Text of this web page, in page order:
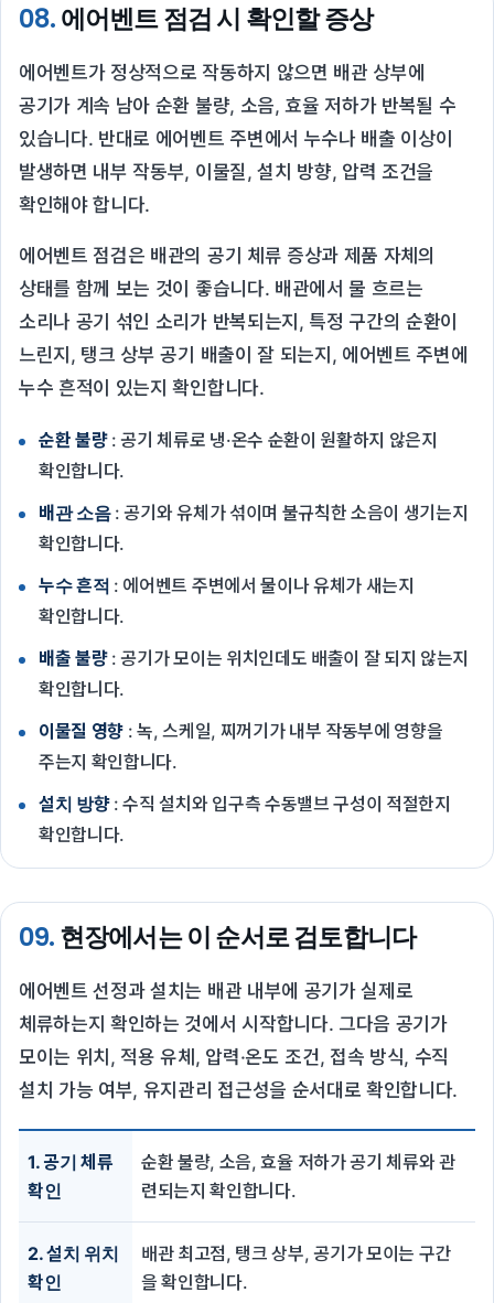
08.에어벤트 점검 시 확인할 증상
에어벤트가 정상적으로 작동하지 않으면 배관 상부에
공기가 계속 남아 순환 불량, 소음, 효율 저하가 반복될 수
있습니다. 반대로 에어벤트 주변에서 누수나 배출 이상이
발생하면 내부 작동부, 이물질, 설치 방향, 압력 조건을
확인해야 합니다.
에어벤트 점검은 배관의 공기 체류 증상과 제품 자체의
상태를 함께 보는 것이 좋습니다. 배관에서 물 흐르는
소리나 공기 섞인 소리가 반복되는지, 특정 구간의 순환이
느린지, 탱크 상부 공기 배출이 잘 되는지, 에어벤트 주변에
누수 흔적이 있는지 확인합니다.
순환 불량: 공기 체류로 냉·온수 순환이 원활하지 않은지
확인합니다.
배관 소음: 공기와 유체가 섞이며 불규칙한 소음이 생기는지
확인합니다.
누수 흔적 : 에어벤트 주변에서 물이나 유체가 새는지
확인합니다.
배출 불량: 공기가 모이는 위치인데도 배출이 잘 되지 않는지
확인합니다.
이물질 영향 : 녹, 스케일, 찌꺼기가 내부 작동부에 영향을
주는지 확인합니다.
설치 방향: 수직 설치와 입구측 수동밸브 구성이 적절한지
확인합니다.
09.현장에서는 이 순서로 검토합니다
에어벤트 선정과 설치는 배관 내부에 공기가 실제로
체류하는지 확인하는 것에서 시작합니다. 그다음 공기가
모이는 위치, 적용 유체, 압력·온도 조건, 접속 방식, 수직
설치 가능 여부, 유지관리 접근성을 순서대로 확인합니다.
1. 공기 체류
확인
순환 불량, 소음, 효율 저하가 공기 체류와 관
련되는지 확인합니다.
2. 설치 위치
확인
배관 최고점, 탱크 상부, 공기가 모이는 구간
을 확인합니다.